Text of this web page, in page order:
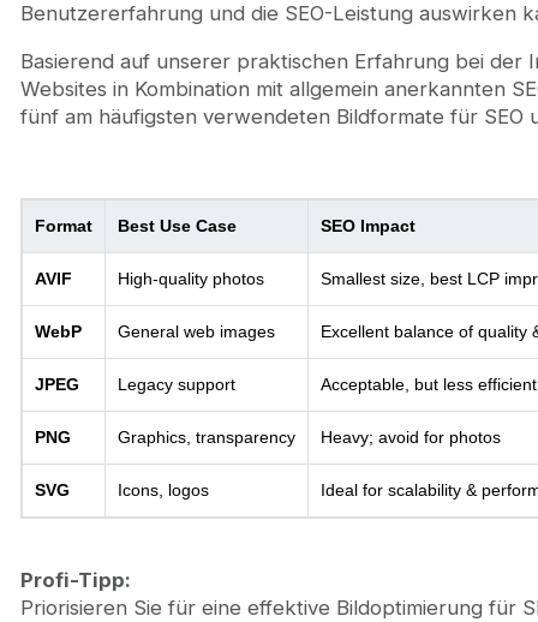
Benutzererfahrung und die SEO-Leistung auswirken
Basierend auf unserer praktischen Erfahrung bei der
Websites in Kombination mit allgemein anerkannten
fünf am häufigsten verwendeten Bildformate für SEO
Format Best Use Case SEO Impact
AVIF High-quality photos Smallest size, best LCP
WebP General web images Excellent balance of quality
JPEG Legacy support Acceptable, but less efficient
PNG Graphics, transparency Heavy; avoid for photos
SVG Icons, logos Ideal for scalability &
Profi-Tipp:
Priorisieren Sie für eine effektive Bildoptimierung für